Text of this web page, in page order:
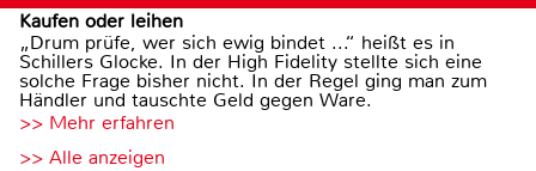
Kaufen oder leihen
„Drum prüfe, wer sich ewig bindet ...“ heißt es in
Schillers Glocke. In der High Fidelity stellte sich eine
solche Frage bisher nicht. In der Regel ging man zum
Händler und tauschte Geld gegen Ware.
>> Mehr erfahren
>> Alle anzeigen